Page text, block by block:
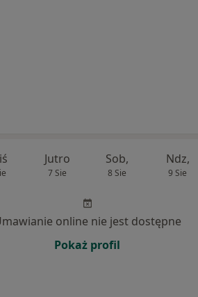
Jutro
7 Sie
Sob,
8 Sie
Ndz,
9 Sie
online nie jest dostępne
Pokaż profil